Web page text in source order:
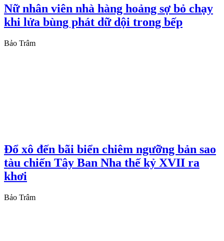
Nữ nhân viên nhà hàng hoảng sợ bỏ chạy
khi lửa bùng phát dữ dội trong bếp
Bảo Trâm
Đổ xô đến bãi biển chiêm ngưỡng bản sao
tàu chiến Tây Ban Nha thế kỷ XVII ra
khơi
Bảo Trâm